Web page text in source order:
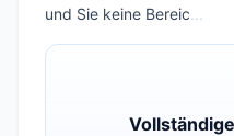
und Sie keine Bereic...